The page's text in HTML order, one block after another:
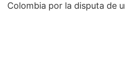
Colombia por la disputa de